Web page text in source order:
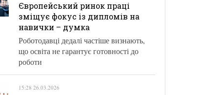
Європейський ринок праці
зміщує фокус із дипломів на
навички – думка
Роботодавці дедалі частіше визнають,
що освіта не гарантує готовності до
роботи
15:28 26.03.2026